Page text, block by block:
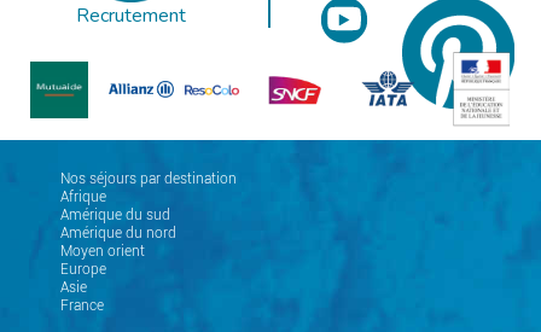
Recrutement
Nos séjours par destination
Afrique
Amérique du sud
Amérique du nord
Moyen orient
Europe
Asie
France